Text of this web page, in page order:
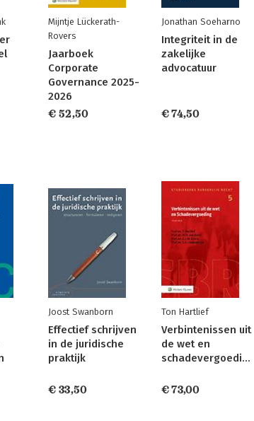
Mijntje Lückerath-
Rovers
Jaarboek
Corporate
Governance 2025-
2026
€ 52,50
Jonathan Soeharno
Integriteit in de
zakelijke
advocatuur
€ 74,50
Joost Swanborn
Effectief schrijven
in de juridische
praktijk
€ 33,50
Ton Hartlief
Verbintenissen uit
de wet en
schadevergoeding
€ 73,00